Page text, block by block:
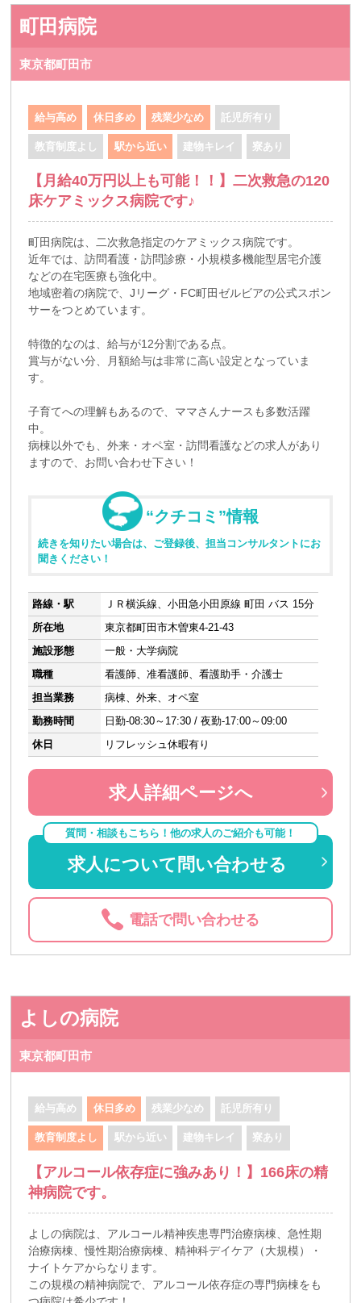
町田病院
東京都町田市
給与高め 休日多め 残業少なめ 託児所有り
教育制度よし 駅から近い 建物キレイ 寮あり
【月給40万円以上も可能！！】二次救急の120
床ケアミックス病院です♪
町田病院は、二次救急指定のケアミックス病院です。
近年では、訪問看護・訪問診療・小規模多機能型居宅介護
などの在宅医療も強化中。
地域密着の病院で、Jリーグ・FC町田ゼルビアの公式スポン
サーをつとめています。
特徴的なのは、給与が12分割である点。
賞与がない分、月額給与は非常に高い設定となっていま
す。
子育てへの理解もあるので、ママさんナースも多数活躍
中。
病棟以外でも、外来・オペ室・訪問看護などの求人があり
ますので、お問い合わせ下さい！
“クチコミ”情報
続きを知りたい場合は、ご登録後、担当コンサルタントにお
聞きください！
路線・駅
ＪＲ横浜線、小田急小田原線 町田 バス 15分
所在地
東京都町田市木曽東4-21-43
施設形態
一般・大学病院
職種
看護師、准看護師、看護助手・介護士
担当業務
病棟、外来、オペ室
勤務時間
日勤-08:30～17:30 / 夜勤-17:00～09:00
休日
リフレッシュ休暇有り
求人詳細ページへ
質問・相談もこちら！他の求人のご紹介も可能！
求人について問い合わせる
電話で問い合わせる
よしの病院
東京都町田市
給与高め 休日多め 残業少なめ 託児所有り
教育制度よし 駅から近い 建物キレイ 寮あり
【アルコール依存症に強みあり！】166床の精
神病院です。
よしの病院は、アルコール精神疾患専門治療病棟、急性期
治療病棟、慢性期治療病棟、精神科デイケア（大規模）・
ナイトケアからなります。
この規模の精神病院で、アルコール依存症の専門病棟をも